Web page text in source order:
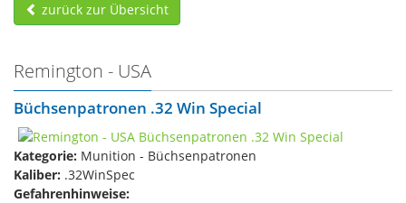
zurück zur Übersicht
Remington - USA
Büchsenpatronen .32 Win Special
Kategorie: Munition - Büchsenpatronen
Kaliber: .32WinSpec
Gefahrenhinweise: